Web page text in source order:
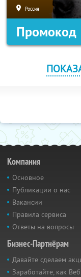
Россия
Промокод
Компания
Основное
Публикации о нас
Вакансии
Правила сервиса
Ответы на вопросы
Бизнес-Партнёрам
Давайте сделаем
Заработайте, как